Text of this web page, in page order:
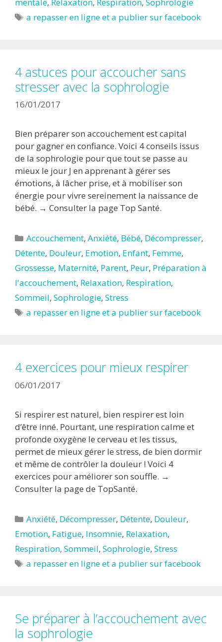
Étiquettes
a repasser en ligne et a publier sur facebook
4 astuces pour accoucher sans
stresser avec la sophrologie
16/01/2017
Bien préparer son accouchement est capital
pour gagner en confiance. Voici 4 conseils issus
de la sophrologie pour que tout se passe au
mieux le jour J en apprenant à gérer ses
émotions, à lâcher prise, et à mobiliser son
énergie pour vivre sereinement la naissance de
bébé. → Consulter la page Top Santé.
Catégories
Accouchement,Anxiété, Bébé, Décompresser,
Détente, Douleur, Emotion, Enfant, Femme,
Grossesse, Maternité, Parent, Peur, Préparation à
l'accouchement, Relaxation, Respiration,
Sommeil, Sophrologie, Stress
Étiquettes
a repasser en ligne et a publier sur facebook
4 exercices pour mieux respirer
06/01/2017
Si respirer est naturel, bien respirer est loin
d’être inné. Pourtant, une respiration calme et
profonde oxygène le cerveau et les tissus,
permet de mieux gérer le stress, de bien dormir
et même de contrôler la douleur ! Voici 4
exercices pour améliorer son souffle. →
Consulter la page de TopSanté.
Catégories
Anxiété, Décompresser, Détente, Douleur,
Emotion, Fatigue, Insomnie, Relaxation,
Respiration, Sommeil, Sophrologie, Stress
Étiquettes
a repasser en ligne et a publier sur facebook
Se préparer à l’accouchement avec
la sophrologie